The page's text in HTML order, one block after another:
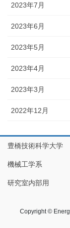
2023年7月
2023年6月
2023年5月
2023年4月
2023年3月
2022年12月
豊橋技術科学大学
機械工学系
研究室内部用
Copyright ©